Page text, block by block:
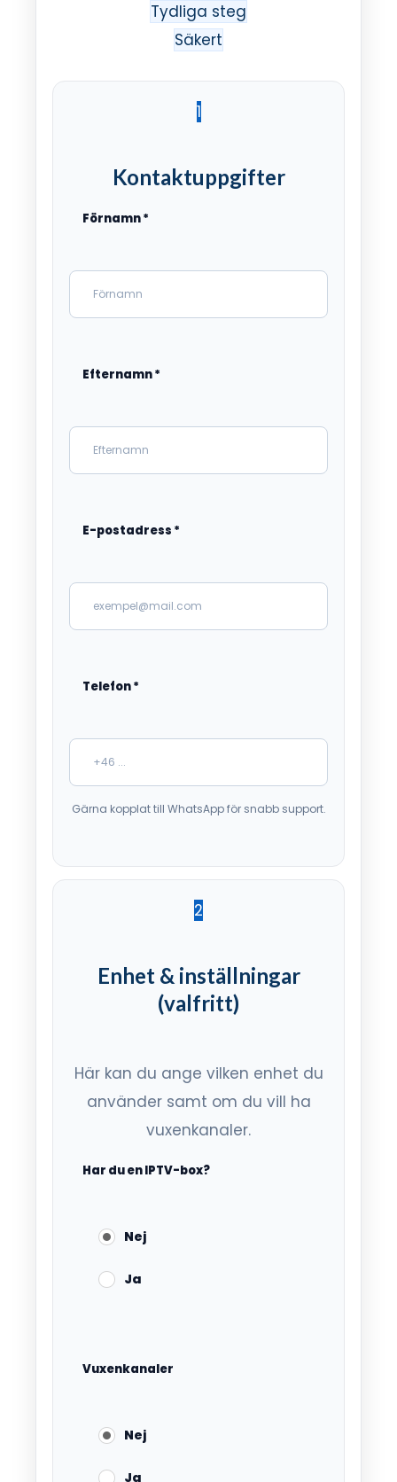
Tydliga steg
Säkert
1
Kontaktuppgifter
Förnamn*
Efternamn*
E-postadress *
Telefon*
Gärna kopplat till WhatsApp för snabb support.
2
Enhet & inställningar
(valfritt)
Här kan du ange vilken enhet du
använder samt om du vill ha
vuxenkanaler.
Har du en IPTV-box?
Nej
Ja
Vuxenkanaler
Nej
Ja